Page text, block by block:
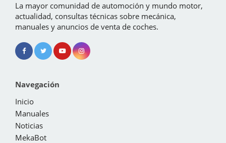
La mayor comunidad de automoción y mundo motor,
actualidad, consultas técnicas sobre mecánica,
manuales y anuncios de venta de coches.
Navegación
Inicio
Manuales
Noticias
MekaBot